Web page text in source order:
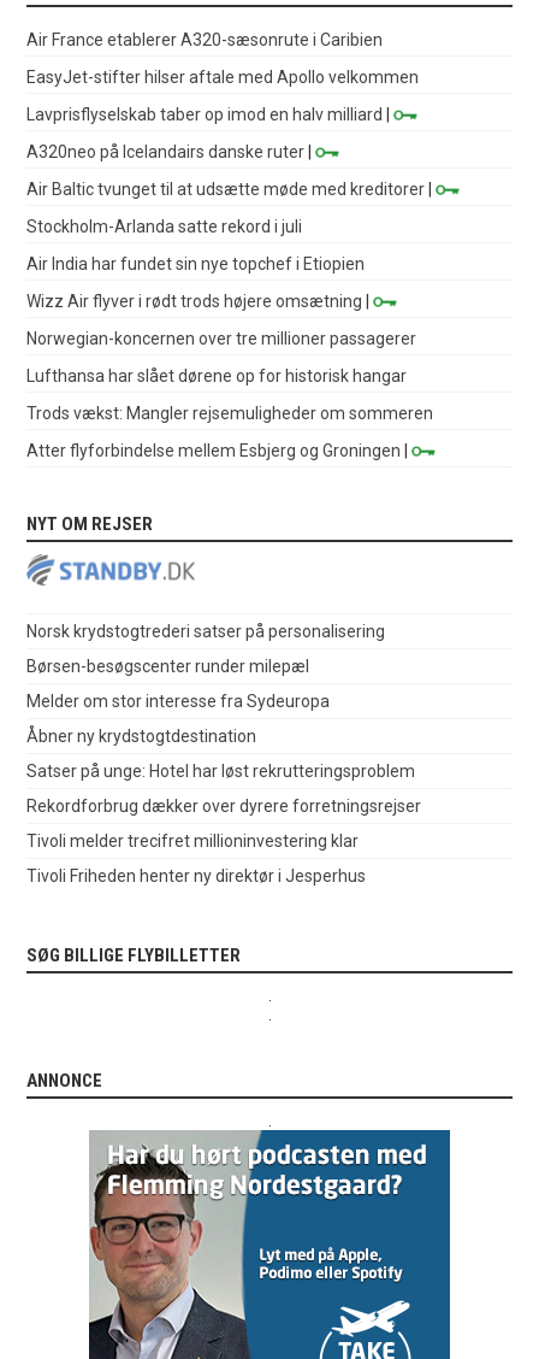
Air France etablerer A320-sæsonrute i Caribien
EasyJet-stifter hilser aftale med Apollo velkommen
Lavprisflyselskab taber op imod en halv milliard
|
A320neo på Icelandairs danske ruter |
Air Baltic tvunget til at udsætte møde med kreditorer |
Stockholm-Arlanda satte rekord i juli
Air India har fundet sin nye topchef i Etiopien
Wizz Air flyver i rødt trods højere omsætning |
Norwegian-koncernen over tre millioner passagerer
Lufthansa har slået dørene op for historisk hangar
Trods vækst: Mangler rejsemuligheder om sommeren
Atter flyforbindelse mellem Esbjerg og Groningen |
NYT OM REJSER
Norsk krydstogtrederi satser på personalisering
Børsen-besøgscenter runder milepæl
Melder om stor interesse fra Sydeuropa
Åbner ny krydstogtdestination
Satser på unge: Hotel har løst rekrutteringsproblem
Rekordforbrug dækker over dyrere forretningsrejser
Tivoli melder trecifret millioninvestering klar
Tivoli Friheden henter ny direktør i Jesperhus
SØG BILLIGE FLYBILLETTER
ANNONCE